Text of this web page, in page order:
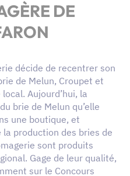
DE
décide de recentrer son
de Melun, Croupet et
Aujourd’hui, la
brie de Melun qu’elle
une boutique, et
production des bries de
sont produits
Gage de leur qualité,
sur le Concours